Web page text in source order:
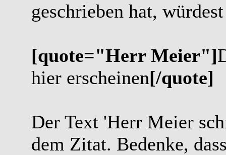
geschrieben hat,
[quote="Herr Meier"]
hier erscheinen[/quote]
Der Text 'Herr Meier
dem Zitat. Bedenke,